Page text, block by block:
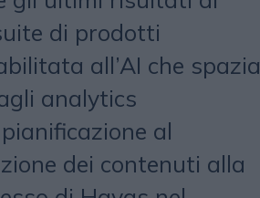
di prodotti
all’AI che spazia
analytics
al
dei contenuti alla